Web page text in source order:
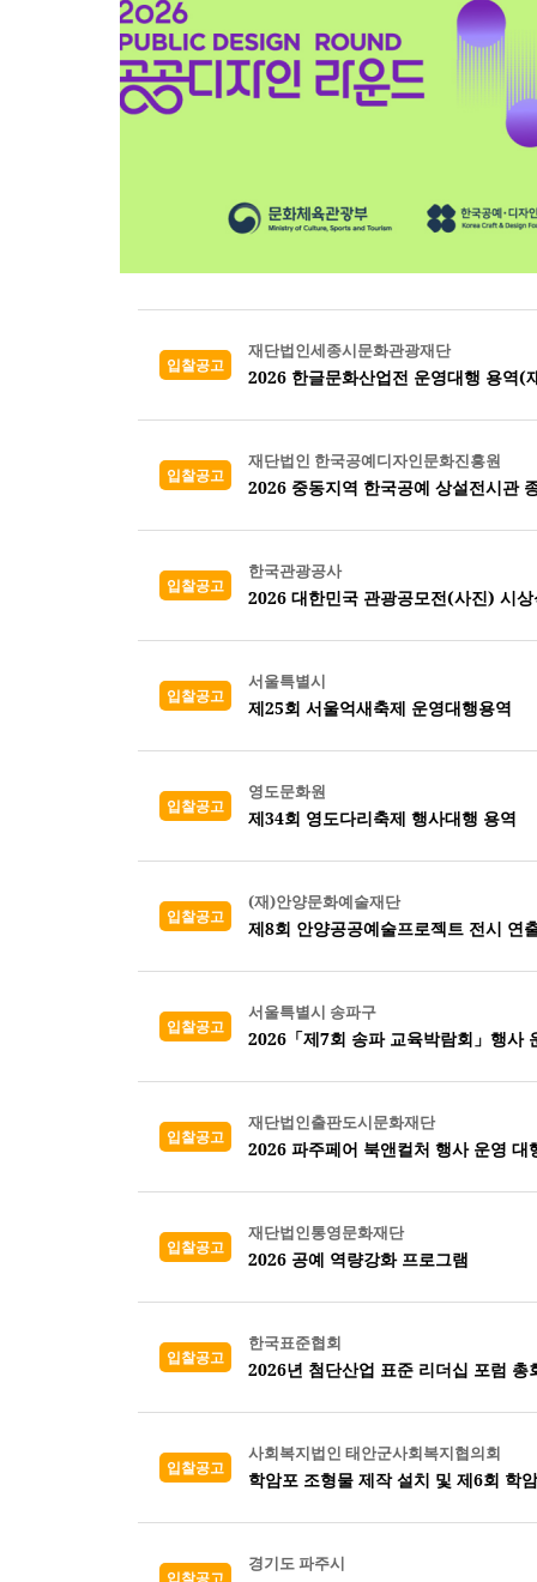
입찰공고
재단법인세종시문화관광재단
2026 한글문화산업전 운영대행 용역(
입찰공고
재단법인 한국공예디자인문화진흥원
2026 중동지역 한국공예 상설전시관
입찰공고
한국관광공사
2026 대한민국 관광공모전(사진) 시
입찰공고
서울특별시
제25회 서울억새축제 운영대행용역
입찰공고
영도문화원
제34회 영도다리축제 행사대행 용역
입찰공고
(재)안양문화예술재단
제8회 안양공공예술프로젝트 전시 연
입찰공고
서울특별시 송파구
2026「제7회 송파 교육박람회」행사
입찰공고
재단법인출판도시문화재단
2026 파주페어 북앤컬처 행사 운영 대
입찰공고
재단법인통영문화재단
2026 공예 역량강화 프로그램
입찰공고
한국표준협회
2026년 첨단산업 표준 리더십 포럼 총
입찰공고
사회복지법인 태안군사회복지협의회
학암포 조형물 제작 설치 및 제6회 학
입찰공고
경기도 파주시